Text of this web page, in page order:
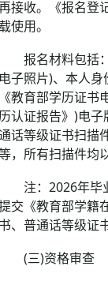
接收。《报名登
使用。
名材料包括：
子照片)、本人身
教育部学历证书
认证报告》)电
话等级证书扫描
，所有扫描件均
：2026年毕业
交《教育部学籍
、普通话等级证
三)资格审查